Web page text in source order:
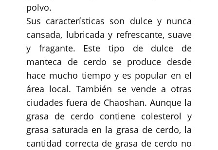
polvo.
Sus características son dulce y nunca
cansada, lubricada y refrescante, suave
y fragante. Este tipo de dulce de
manteca de cerdo se produce desde
hace mucho tiempo y es popular en el
área local. También se vende a otras
ciudades fuera de Chaoshan. Aunque la
grasa de cerdo contiene colesterol y
grasa saturada en la grasa de cerdo, la
cantidad correcta de grasa de cerdo no